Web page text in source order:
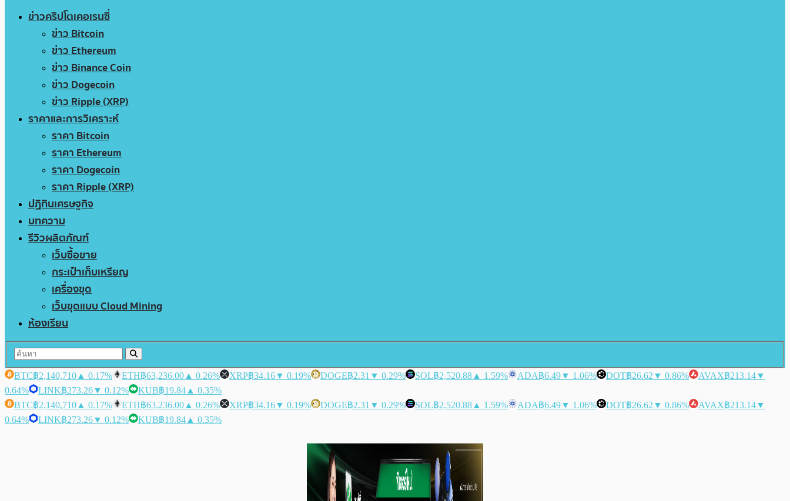
ข่าวคริปโตเคอเรนซี่
ข่าว Bitcoin
ข่าว Ethereum
ข่าว Binance Coin
ข่าว Dogecoin
ข่าว Ripple (XRP)
ราคาและการวิเคราะห์
ราคา Bitcoin
ราคา Ethereum
ราคา Dogecoin
ราคา Ripple (XRP)
ปฏิทินเศรษฐกิจ
บทความ
รีวิวผลิตภัณฑ์
เว็บซื้อขาย
กระเป๋าเก็บเหรียญ
เครื่องขุด
เว็บขุดแบบ Cloud Mining
ห้องเรียน
BTC฿2,140,710 ▲ 0.17% ETH฿63,236.00 ▲ 0.26% XRP฿34.16▼ 0.19% DOGE฿2.31 ▼ 0.29% SOL฿2,520.88 ▲ 1.59% ADA฿6.49▼ 1.06% DOT฿26.62 ▼ 0.86% AVAX฿213.14▼
0.64%
LINK฿273.26▼ 0.12% KUB฿19.84 ▲ 0.35%
BTC฿2,140,710 ▲ 0.17% ETH฿63,236.00 ▲ 0.26% XRP฿34.16▼ 0.19% DOGE฿2.31 ▼ 0.29% SOL฿2,520.88 ▲ 1.59% ADA฿6.49▼ 1.06% DOT฿26.62 ▼ 0.86% AVAX฿213.14▼
0.64%
LINK฿273.26▼ 0.12% KUB฿19.84 ▲ 0.35%